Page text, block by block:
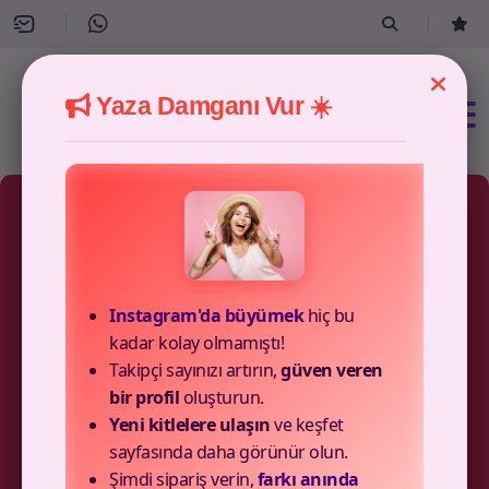
Instagram Otomatik
Yabancı Beğeni Satın
Al Paketleri
Yaza Damganı Vur ☀️
Instagram'da büyümekhiç bu
kadar kolay olmamıştı!
Takipçi sayınızı artırın,güven veren
bir profil oluşturun.
Yeni kitlelere ulaşınve keşfet
sayfasında daha görünür olun.
Şimdi sipariş verin,farkı anında